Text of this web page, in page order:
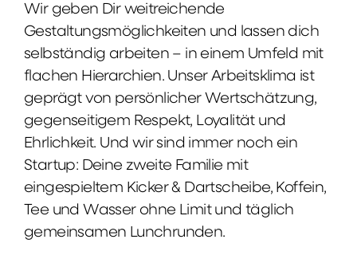
Wir geben Dir weitreichende
Gestaltungsmöglichkeiten und lassen dich
selbständig arbeiten – in einem Umfeld mit
flachen Hierarchien. Unser Arbeitsklima ist
geprägt von persönlicher Wertschätzung,
gegenseitigem Respekt, Loyalität und
Ehrlichkeit. Und wir sind immer noch ein
Startup: Deine zweite Familie mit
eingespieltem Kicker & Dartscheibe, Koffein,
Tee und Wasser ohne Limit und täglich
gemeinsamen Lunchrunden.